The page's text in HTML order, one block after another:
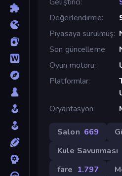
Değerlendirme
Piyasaya sürülmüş
Son güncelleme
Oyun motoru
Platformlar
Oryantasyon
Salon 669
Kule Savunması
fare 1.797